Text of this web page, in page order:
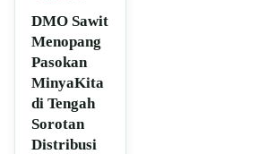
DMO Sawit
Menopang
Pasokan
MinyaKita
di Tengah
Sorotan
Distribusi